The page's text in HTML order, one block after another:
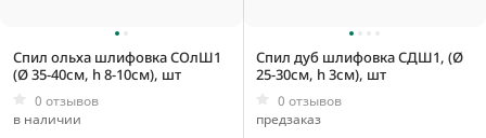
Спил ольха шлифовка СОлШ1
(Ø 35-40см, h 8-10см), шт
0 отзывов
в наличии
Спил дуб шлифовка СДШ1, (Ø
25-30см, h 3см), шт
0 отзывов
предзаказ